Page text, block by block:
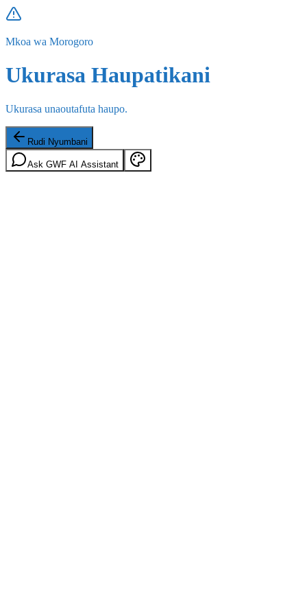
Mkoa wa Morogoro
Ukurasa Haupatikani
Ukurasa unaoutafuta haupo.
Rudi Nyumbani
Ask GWF AI Assistant